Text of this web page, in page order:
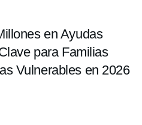
en Ayudas
para Familias
Vulnerables en 2026